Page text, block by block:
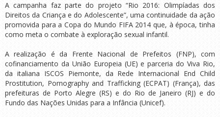
A campanha faz parte do projeto “Rio 2016: Olimpíadas dos
Direitos da Criança e do Adolescente”, uma continuidade da ação
promovida para a Copa do Mundo FIFA 2014 que, à época, tinha
como meta o combate à exploração sexual infantil.
A realização é da Frente Nacional de Prefeitos (FNP), com
cofinanciamento da União Europeia (UE) e parceria do Viva Rio,
da italiana ISCOS Piemonte, da Rede Internacional End Child
Prostitution, Pornography and Trafficking (ECPAT) (França), das
prefeituras de Porto Alegre (RS) e do Rio de Janeiro (RJ) e do
Fundo das Nações Unidas para a Infância (Unicef).